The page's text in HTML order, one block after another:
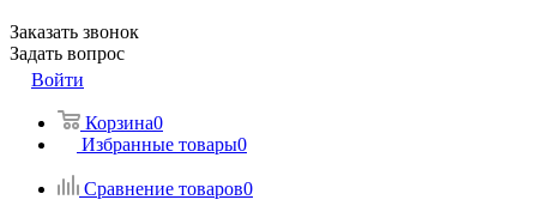
Заказать звонок
Задать вопрос
Войти
Корзина0
Избранные товары0
Сравнение товаров0